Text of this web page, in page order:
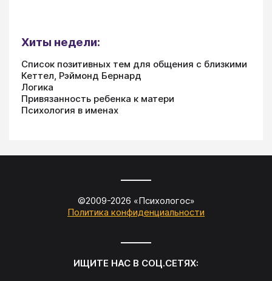
Хиты недели:
Список позитивных тем для общения с близкими
Кеттел, Рэймонд Бернард
Логика
Привязанность ребенка к матери
Психология в именах
©2009-2026 «Психологос»
Политика конфиденциальности
ИЩИТЕ НАС В СОЦ.СЕТЯХ: